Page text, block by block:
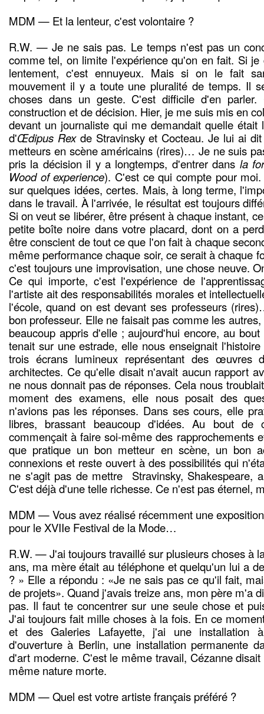
MDM — Et la lenteur, c'est volontaire ?
R.W. — Je ne sais pas. Le temps n'est pas un
comme tel, on limite l'expérience qu'on en fait. Si
lentement, c'est ennuyeux. Mais si on le fait
mouvement il y a toute une pluralité de temps. Il
choses dans un geste. C'est difficile d'en
construction et de décision. Hier, je me suis mis en
devant un journaliste qui me demandait quelle était
d'Œdipus Rexde Stravinsky et Cocteau. Je lui ai
metteurs en scène américains (rires)… Je ne suis
pris la décision il y a longtemps, d'entrer dans la
Wood of experience). C'est ce qui compte pour
sur quelques idées, certes. Mais, à long terme,
dans le travail. À l'arrivée, le résultat est toujours
Si on veut se libérer, être présent à chaque instant,
petite boîte noire dans votre placard, dont on a
être conscient de tout ce que l'on fait à chaque
même performance chaque soir, ce serait à chaque
c'est toujours une improvisation, une chose neuve.
Ce qui importe, c'est l'expérience de
l'artiste ait des responsabilités morales et
l'école, quand on est devant ses professeurs
bon professeur. Elle ne faisait pas comme les
beaucoup appris d'elle ; aujourd'hui encore, au
tenait sur une estrade, elle nous enseignait
trois écrans lumineux représentant des œuvres
architectes. Ce qu'elle disait n'avait aucun rapport
ne nous donnait pas de réponses. Cela nous
moment des examens, elle nous posait des
n'avions pas les réponses. Dans ses cours, elle
libres, brassant beaucoup d'idées. Au bout de
commençait à faire soi-même des rapprochements
que pratique un bon metteur en scène, un bon
connexions et reste ouvert à des possibilités qui
ne s'agit pas de mettre Stravinsky, Shakespeare,
C'est déjà d'une telle richesse. Ce n'est pas éternel,
MDM — Vous avez réalisé récemment une
pour le XVIIe Festival de la Mode…
R.W. — J'ai toujours travaillé sur plusieurs choses à
ans, ma mère était au téléphone et quelqu'un lui a
? » Elle a répondu : «Je ne sais pas ce qu'il fait,
de projets». Quand j'avais treize ans, mon père m'a
pas. Il faut te concentrer sur une seule chose et
J'ai toujours fait mille choses à la fois. En ce
et des Galeries Lafayette, j'ai une installation
d'ouverture à Berlin, une installation permanente
d'art moderne. C'est le même travail, Cézanne
même nature morte.
MDM — Quel est votre artiste français préféré ?